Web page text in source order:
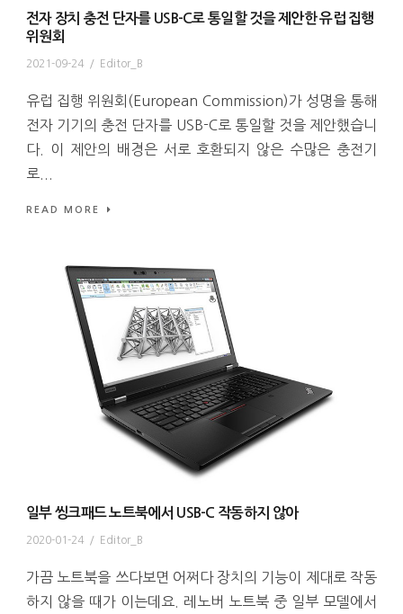
전자 장치 충전 단자를 USB-C로 통일할 것을 제안한 유럽 집행
위원회
2021-09-24 / Editor_B
유럽 집행 위원회(European Commission)가 성명을 통해
전자 기기의 충전 단자를 USB-C로 통일할 것을 제안했습니
다. 이 제안의 배경은 서로 호환되지 않은 수많은 충전기
로...
READ MORE
일부 씽크패드 노트북에서 USB-C 작동하지 않아
2020-01-24 / Editor_B
가끔 노트북을 쓰다보면 어쩌다 장치의 기능이 제대로 작동
하지 않을 때가 이는데요. 레노버 노트북 중 일부 모델에서